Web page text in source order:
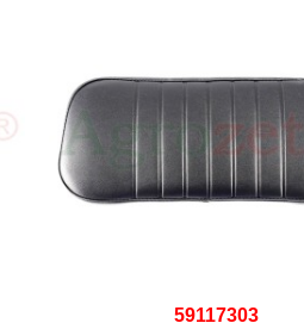
59117303